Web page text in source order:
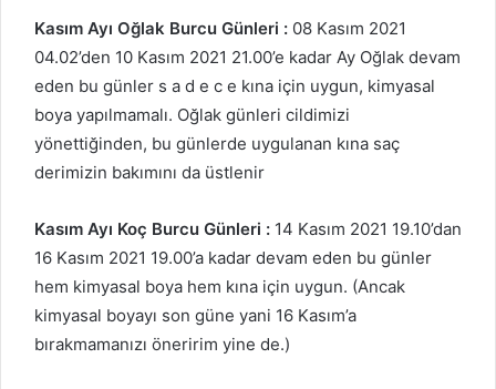
Kasım Ayı Oğlak Burcu Günleri : 08 Kasım 2021
04.02’den 10 Kasım 2021 21.00’e kadar Ay Oğlak devam
eden bu günler s a d e c e kına için uygun, kimyasal
boya yapılmamalı. Oğlak günleri cildimizi
yönettiğinden, bu günlerde uygulanan kına saç
derimizin bakımını da üstlenir
Kasım Ayı Koç Burcu Günleri : 14 Kasım 2021 19.10’dan
16 Kasım 2021 19.00’a kadar devam eden bu günler
hem kimyasal boya hem kına için uygun. (Ancak
kimyasal boyayı son güne yani 16 Kasım’a
bırakmamanızı öneririm yine de.)